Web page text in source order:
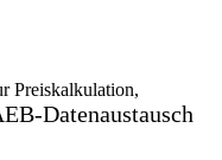
Preiskalkulation,
Datenaustausch